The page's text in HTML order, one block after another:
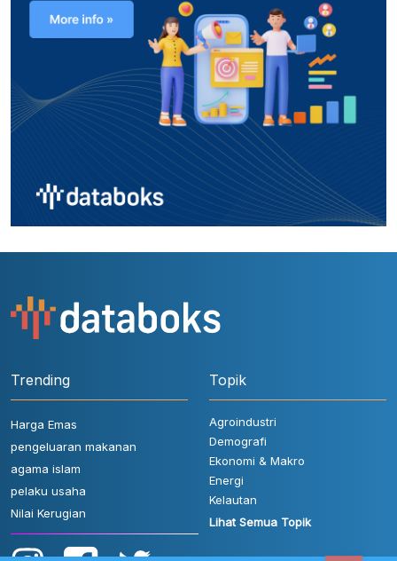
Trending
Harga Emas
pengeluaran makanan
agama islam
pelaku usaha
Nilai Kerugian
Topik
Agroindustri
Demografi
Ekonomi & Makro
Energi
Kelautan
Lihat Semua Topik